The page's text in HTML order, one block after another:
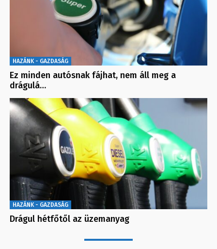
HAZÁNK - GAZDASÁG
Ez minden autósnak fájhat, nem áll meg a
drágulá…
HAZÁNK - GAZDASÁG
Drágul hétfőtől az üzemanyag